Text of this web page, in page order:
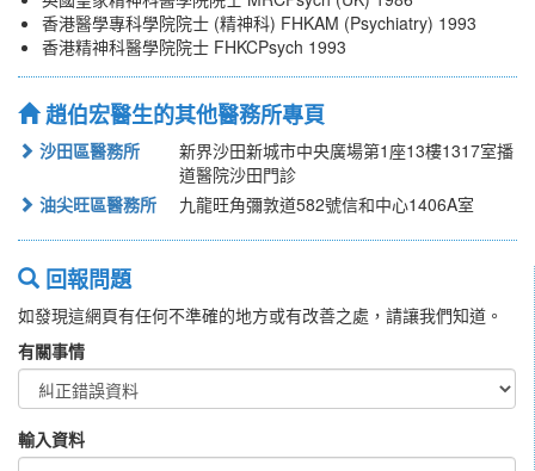
香港醫學專科學院院士 (精神科) FHKAM (Psychiatry) 1993
香港精神科醫學院院士 FHKCPsych 1993
趙伯宏醫生的其他醫務所專頁
沙田區醫務所
新界沙田新城市中央廣場第1座13樓1317室播
道醫院沙田門診
油尖旺區醫務所
九龍旺角彌敦道582號信和中心1406A室
回報問題
如發現這網頁有任何不準確的地方或有改善之處，請讓我們知道。
有關事情
輸入資料